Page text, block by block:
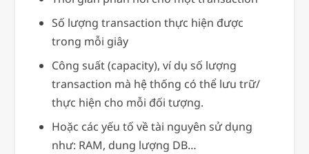
Số lượng transaction thực hiện được
trong mỗi giây
Công suất (capacity), ví dụ số lượng
transaction mà hệ thống có thể lưu trữ/
thực hiện cho mỗi đối tượng.
Hoặc các yếu tố về tài nguyên sử dụng
như: RAM, dung lượng DB…